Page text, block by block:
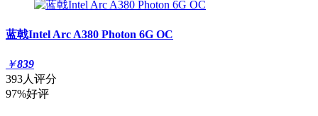
蓝戟Intel Arc A380 Photon 6G OC
￥839
393人评分
97%好评